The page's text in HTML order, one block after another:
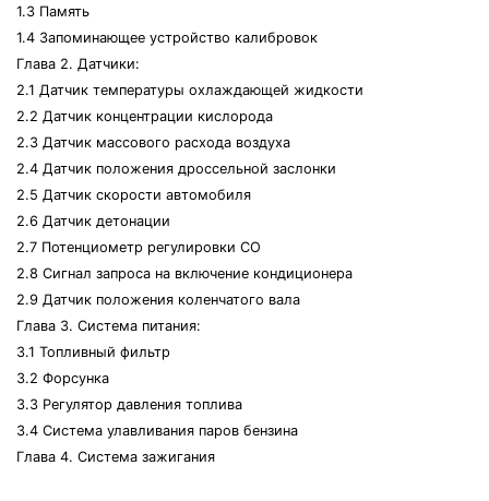
1.3 Память
1.4 Запоминающее устройство калибровок
Глава 2. Датчики:
2.1 Датчик температуры охлаждающей жидкости
2.2 Датчик концентрации кислорода
2.3 Датчик массового расхода воздуха
2.4 Датчик положения дроссельной заслонки
2.5 Датчик скорости автомобиля
2.6 Датчик детонации
2.7 Потенциометр регулировки СО
2.8 Сигнал запроса на включение кондиционера
2.9 Датчик положения коленчатого вала
Глава 3. Система питания:
3.1 Топливный фильтр
3.2 Форсунка
3.3 Регулятор давления топлива
3.4 Система улавливания паров бензина
Глава 4. Система зажигания